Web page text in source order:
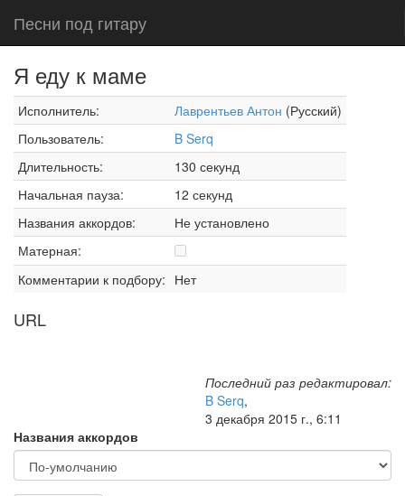
Песни под гитару
Я еду к маме
Исполнитель: Лаврентьев Антон (Русский)
Пользователь:
B Serq
Длительность:
130 секунд
Начальная пауза:
12 секунд
Названия аккордов:
Не установлено
Матерная:
Комментарии к подбору: Нет
URL
Последний раз редактировал:
B Serq,
3 декабря 2015 г., 6:11
Названия аккордов